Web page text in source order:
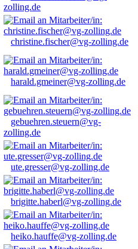
zolling.de
christine.fischer@vg-zolling.de
harald.gmeiner@vg-zolling.de
gebuehren.steuern@vg-
zolling.de
ute.gresser@vg-zolling.de
brigitte.haberl@vg-zolling.de
heiko.hauffe@vg-zolling.de